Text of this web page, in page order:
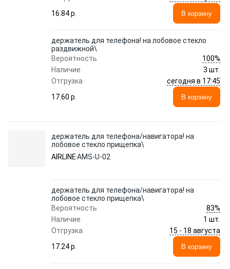
16.84 p.
В корзину
держатель для телефона! на лобовое стекло
раздвижной\
Вероятность
100%
Наличие
3 шт.
Отгрузка
сегодня в 17:45
17.60 p.
В корзину
держатель для телефона/навигатора! на
лобовое стекло прищепка\
AIRLINEAMS-U-02
держатель для телефона/навигатора! на
лобовое стекло прищепка\
Вероятность
83%
Наличие
1 шт.
Отгрузка
15 - 18 августа
17.24 p.
В корзину